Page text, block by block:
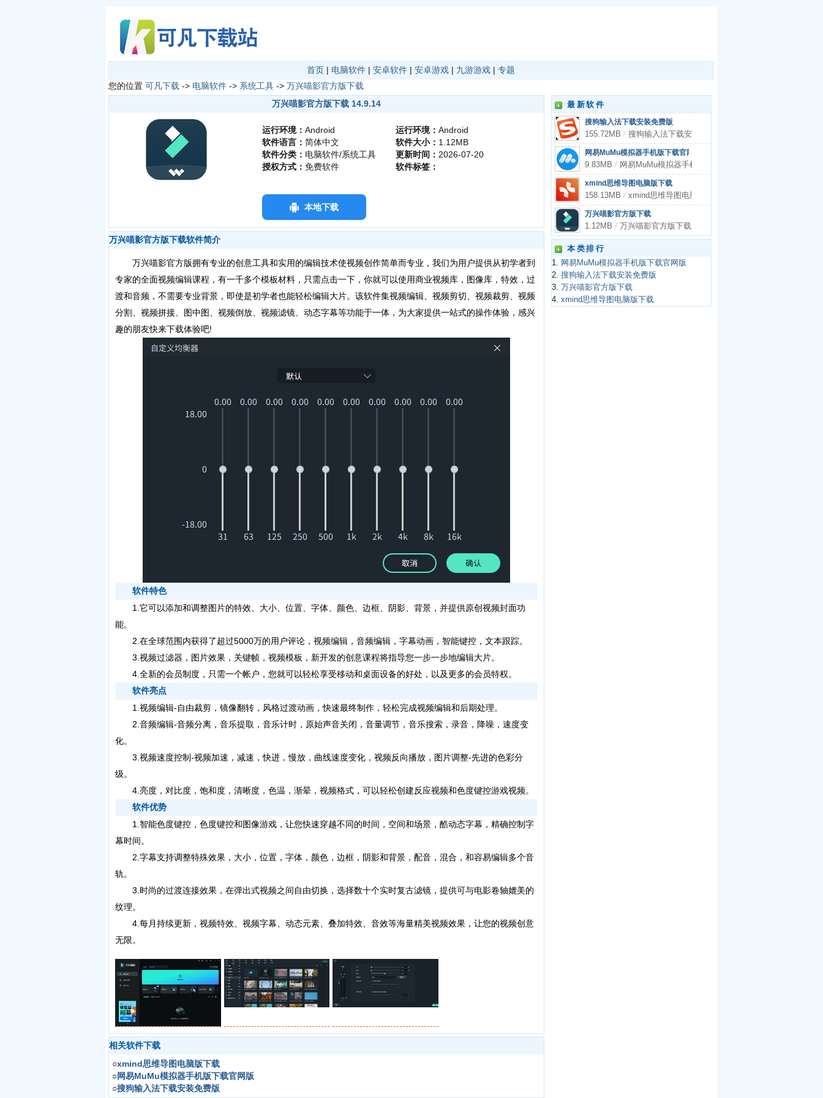
首页 | 电脑软件 | 安卓软件 | 安卓游戏 | 九游游戏 | 专题
您的位置 可凡下载 -> 电脑软件 -> 系统工具 -> 万兴喵影官方版下载
万兴喵影官方版下载 14.9.14
运行环境： Android
软件语言： 简体中文
软件分类： 电脑软件/系统工具
授权方式： 免费软件
运行环境： Android
软件大小： 1.12MB
更新时间： 2026-07-20
软件标签：
本地下载
万兴喵影官方版下载软件简介
万兴喵影官方版拥有专业的创意工具和实用的编辑技术使视频创作简单而专业，我们为用户提供从初学者到
专家的全面视频编辑课程，有一千多个模板材料，只需点击一下，你就可以使用商业视频库，图像库，特效，过
渡和音频，不需要专业背景，即使是初学者也能轻松编辑大片。该软件集视频编辑、视频剪切、视频裁剪、视频
分割、视频拼接、图中图、视频倒放、视频滤镜、动态字幕等功能于一体，为大家提供一站式的操作体验，感兴
趣的朋友快来下载体验吧!
软件特色
1.它可以添加和调整图片的特效、大小、位置、字体、颜色、边框、阴影、背景，并提供原创视频封面功
能。
2.在全球范围内获得了超过5000万的用户评论，视频编辑，音频编辑，字幕动画，智能键控，文本跟踪。
3.视频过滤器，图片效果，关键帧，视频模板，新开发的创意课程将指导您一步一步地编辑大片。
4.全新的会员制度，只需一个帐户，您就可以轻松享受移动和桌面设备的好处，以及更多的会员特权。
软件亮点
1.视频编辑-自由裁剪，镜像翻转，风格过渡动画，快速最终制作，轻松完成视频编辑和后期处理。
2.音频编辑-音频分离，音乐提取，音乐计时，原始声音关闭，音量调节，音乐搜索，录音，降噪，速度变
化。
3.视频速度控制-视频加速，减速，快进，慢放，曲线速度变化，视频反向播放，图片调整-先进的色彩分
级。
4.亮度，对比度，饱和度，清晰度，色温，渐晕，视频格式，可以轻松创建反应视频和色度键控游戏视频。
软件优势
1.智能色度键控，色度键控和图像游戏，让您快速穿越不同的时间，空间和场景，酷动态字幕，精确控制字
幕时间。
2.字幕支持调整特殊效果，大小，位置，字体，颜色，边框，阴影和背景，配音，混合，和容易编辑多个音
轨。
3.时尚的过渡连接效果，在弹出式视频之间自由切换，选择数十个实时复古滤镜，提供可与电影卷轴媲美的
纹理。
4.每月持续更新，视频特效、视频字幕、动态元素、叠加特效、音效等海量精美视频效果，让您的视频创意
无限。
相关软件下载
○xmind思维导图电脑版下载
○网易MuMu模拟器手机版下载官网版
○搜狗输入法下载安装免费版
最新软件
搜狗输入法下载安装免费版
155.72MB/ 搜狗输入法下载安装免费版
网易MuMu模拟器手机版下载官网版
9.83MB/ 网易MuMu模拟器手机版下载官网版
xmind思维导图电脑版下载
158.13MB/ xmind思维导图电脑版下载
万兴喵影官方版下载
1.12MB/ 万兴喵影官方版下载
本类排行
1. 网易MuMu模拟器手机版下载官网版
2. 搜狗输入法下载安装免费版
3. 万兴喵影官方版下载
4. xmind思维导图电脑版下载